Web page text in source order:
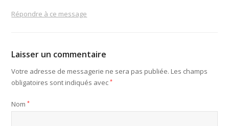
Répondre à ce message
Laisser un commentaire
Votre adresse de messagerie ne sera pas publiée. Les champs
obligatoires sont indiqués avec*
Nom*